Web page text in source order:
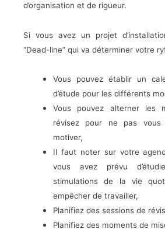
d’organisation et de rigueur.
Si vous avez un projet
“Dead-line” qui va déterminer votre
Vous pouvez établir un
d’étude pour les différents
Vous pouvez alterner les
révisez pour ne pas
motiver,
Il faut noter sur votre
vous avez prévu
stimulations de la vie
empêcher de travailler,
Planifiez des sessions de
Planifiez des moments de